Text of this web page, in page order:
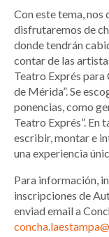
Con este tema, nos
disfrutaremos de
donde tendrán
contar de las
Teatro Exprés para
de Mérida”. Se
ponencias, como
Teatro Exprés”. En
escribir, montar e
una experiencia
Para información,
inscripciones de
enviad email a